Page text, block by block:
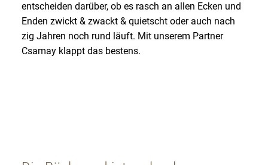
entscheiden darüber, ob es rasch an allen Ecken und
Enden zwickt & zwackt & quietscht oder auch nach
zig Jahren noch rund läuft. Mit unserem Partner
Csamay klappt das bestens.